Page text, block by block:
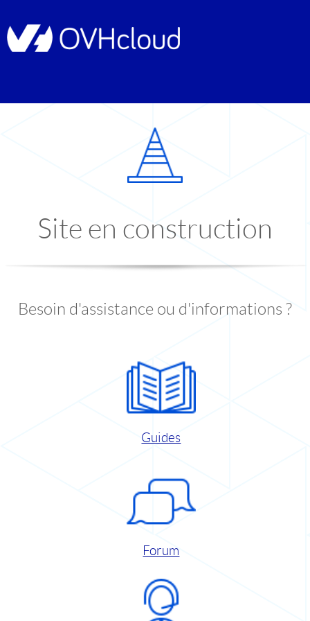
Site en construction
Besoin d'assistance ou d'informations ?
Guides
Forum